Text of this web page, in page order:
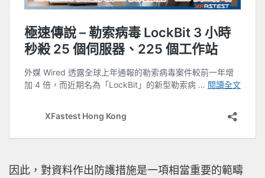
因此，對資料作出防護措施是一項相當重要的範疇